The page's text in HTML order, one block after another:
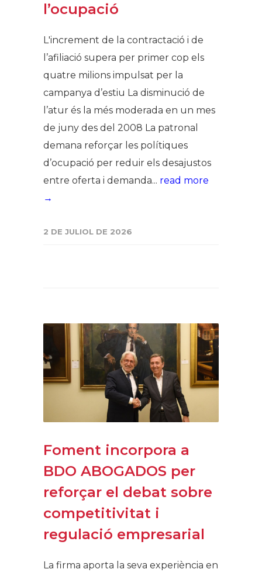
l’ocupació
L'increment de la contractació i de
l’afiliació supera per primer cop els
quatre milions impulsat per la
campanya d’estiu La disminució de
l’atur és la més moderada en un mes
de juny des del 2008 La patronal
demana reforçar les polítiques
d’ocupació per reduir els desajustos
entre oferta i demanda... read more
→
2 DE JULIOL DE 2026
Foment incorpora a
BDO ABOGADOS per
reforçar el debat sobre
competitivitat i
regulació empresarial
La firma aporta la seva experiència en